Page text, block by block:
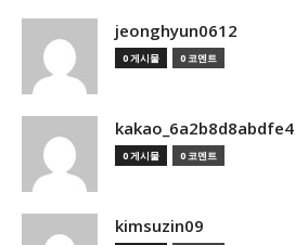
jeonghyun0612
0 게시물 0 코멘트
kakao_6a2b8d8abdfe4
0 게시물 0 코멘트
kimsuzin09